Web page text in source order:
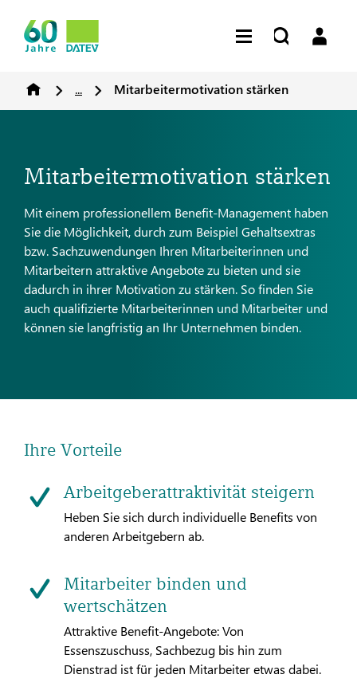
... Mitarbeitermotivation stärken
Mitarbeitermotivation stärken
Mit einem professionellem Benefit-Management haben
Sie die Möglichkeit, durch zum Beispiel Gehaltsextras
bzw. Sachzuwendungen Ihren Mitarbeiterinnen und
Mitarbeitern attraktive Angebote zu bieten und sie
dadurch in ihrer Motivation zu stärken. So finden Sie
auch qualifizierte Mitarbeiterinnen und Mitarbeiter und
können sie langfristig an Ihr Unternehmen binden.
Ihre Vorteile
Arbeitgeberattraktivität steigern
Heben Sie sich durch individuelle Benefits von
anderen Arbeitgebern ab.
Mitarbeiter binden und
wertschätzen
Attraktive Benefit-Angebote: Von
Essenszuschuss, Sachbezug bis hin zum
Dienstrad ist für jeden Mitarbeiter etwas dabei.